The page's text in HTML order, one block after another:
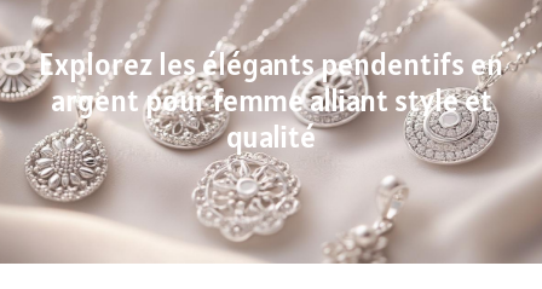
Explorez les élégants pendentifs en
argent pour femme alliant style et
qualité